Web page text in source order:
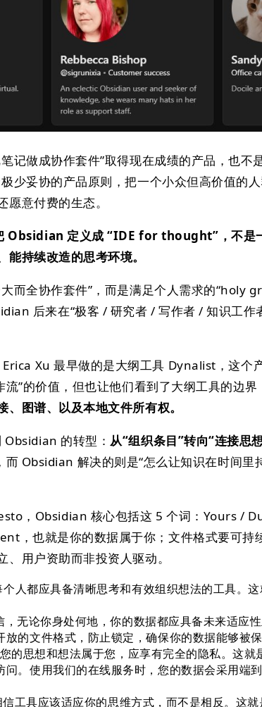
记做成协作套件”取得现在成绩的产品，也不
少妥协的产品原则，把一个小众但高价值的人
意付费的生态。
Obsidian 定义成 “IDE for thought”，不是
持续改造的思考环境。
而全协作套件”，而是满足个人需求的“holy
后来在“极客 / 研究者 / 写作者 / 知识工作
Xu 最早做的是大纲工具 Dynalist，这个
流”的价值，但也让他们看到了大纲工具的边界
、图谱、以及本地文件所有权。
的转型： 从“组织条目”转向“连接思
而 Obsidian 解决的则是“怎么让知识在时间里
，Obsidian 核心包括这 5 个词：Yours /
，也就是你的数据属于你；文件格式要可持
用户资助而非投资人驱动。
人都应具备清晰思考和有效组织想法的工具。
无论你身处何地，你的数据都应具备未来适应
的文件格式，防止锁定，确保你的数据能够被保
的思想和想法属于您，应享有完全的隐私。这就
问。使用我们的在线服务时，您的数据会采用端
工具应该适应你的思维方式，而不是相反。这